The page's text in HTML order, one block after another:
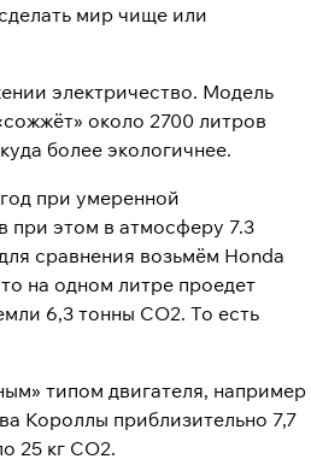
мир чище или
электричество. Модель
около 2700 литров
более экологичнее.
при умеренной
при этом в атмосферу 7.3
сравнения возьмём Honda
на одном литре проедет
6,3 тонны CO2. То есть
типом двигателя, например
Короллы приблизительно 7,7
25 кг CO2.